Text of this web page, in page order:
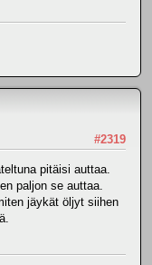
#2319
pitäisi auttaa.
paljon se auttaa.
jäykät öljyt siihen